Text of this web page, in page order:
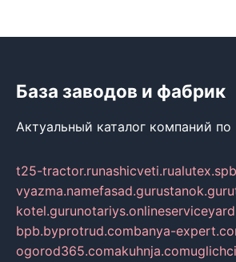
База заводов и фабрик
Актуальный каталог компаний по
t25-tractor.runashicveti.ru
vyazma.namefasad.gurustanok.guru
kotel.gurunotariys.online
bpb.byprotrud.combanya-
ogorod365.comakuhnja.com